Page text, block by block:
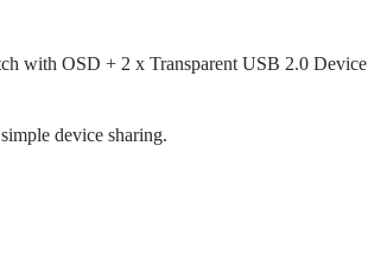
with OSD + 2 x Transparent USB 2.0 Device
device sharing.